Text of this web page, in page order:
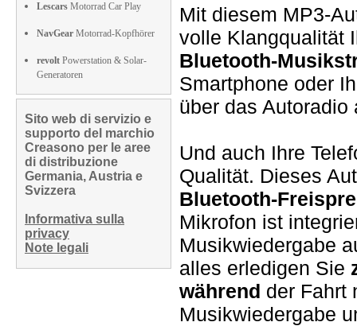
Lescars Motorrad Car Play
NavGear Motorrad-Kopfhörer
revolt Powerstation & Solar-
Generatoren
Sito web di servizio e
supporto del marchio
Creasono per le aree
di distribuzione
Germania, Austria e
Svizzera
Informativa sulla
privacy
Note legali
Mit diesem MP3-
volle Klangqualität
Bluetooth-
Smartphone oder
über das Autoradio
Und auch Ihre
Qualität. Dieses
Bluetooth-
Mikrofon ist
Musikwiedergabe
alles erledigen Sie
während der Fahrt
Musikwiedergabe